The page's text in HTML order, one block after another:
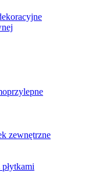
zewnętrzne